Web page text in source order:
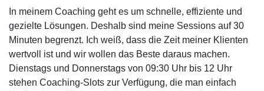
In meinem Coaching geht es um schnelle, effiziente und
gezielte Lösungen. Deshalb sind meine Sessions auf 30
Minuten begrenzt. Ich weiß, dass die Zeit meiner Klienten
wertvoll ist und wir wollen das Beste daraus machen.
Dienstags und Donnerstags von 09:30 Uhr bis 12 Uhr
stehen Coaching-Slots zur Verfügung, die man einfach